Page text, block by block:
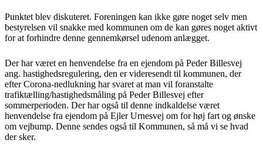
Punktet blev diskuteret. Foreningen kan ikke gøre noget selv men
bestyrelsen vil snakke med kommunen om de kan gøres noget aktivt
for at forhindre denne gennemkørsel udenom anlægget.
Der har været en henvendelse fra en ejendom på Peder Billesvej
ang. hastighedsregulering, den er videresendt til kommunen, der
efter Corona-nedlukning har svaret at man vil foranstalte
trafiktælling/hastighedsmåling på Peder Billesvej efter
sommerperioden. Der har også til denne indkaldelse været
henvendelse fra ejendom på Ejler Urnesvej om for høj fart og ønske
om vejbump. Denne sendes også til Kommunen, så må vi se hvad
der sker.